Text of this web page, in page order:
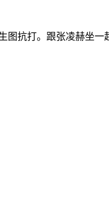
图抗打。跟张凌赫坐